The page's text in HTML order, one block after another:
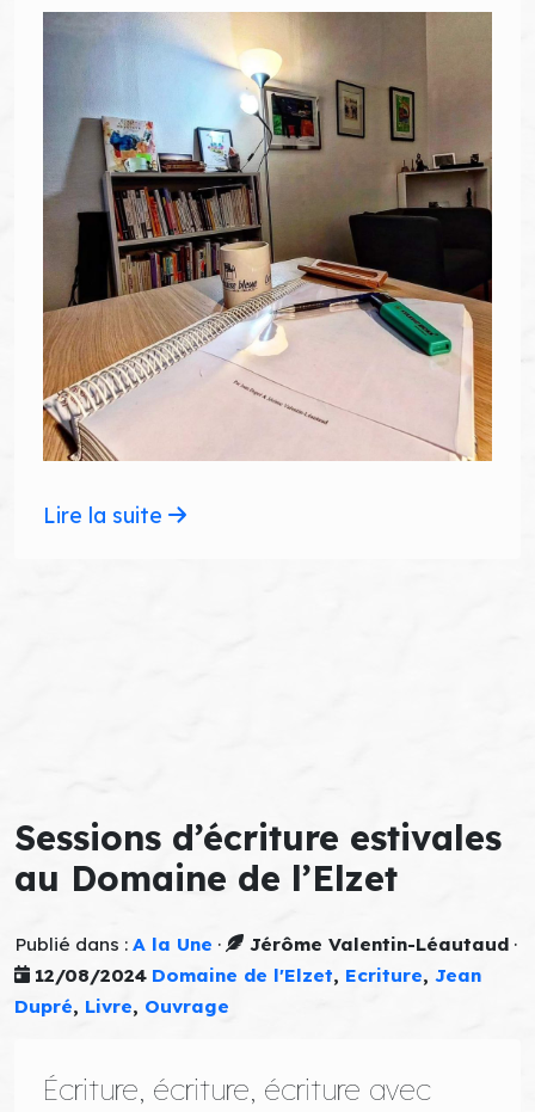
Lire la suite
Sessions d’écriture estivales
au Domaine de l’Elzet
Publié dans : A la Une · Jérôme Valentin-Léautaud ·
12/08/2024 Domaine de l'Elzet, Ecriture,Jean
Dupré, Livre, Ouvrage
Écriture, écriture, écriture avec